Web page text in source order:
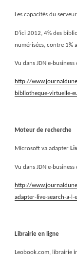
Les capacités du
D’ici 2012, 4% des
numérisées, contre 1%
Vu dans JDN e-
http://
bibliotheque-virtuelle-
Moteur de recherche
Microsoft va adapter
Vu dans JDN e-
http://
adapter-live-search-a-l-
Librairie en ligne
Leobook.com, librairie